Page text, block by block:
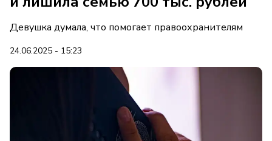
Девушка думала, что помогает правоохранителям
24.06.2025 - 15:23